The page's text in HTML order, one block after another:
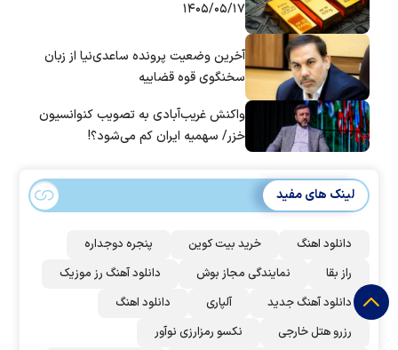
۱۴۰۵/۰۵/۱۷
آخرین وضعیت پرونده ساعدی‌نیا از زبان
سخنگوی قوه قضاییه
واکنش غریب‌آبادی به تصویب کنوانسیون
خزر/ سهمیه ایران کم می‌شود؟!
لینک های مفید
دانلود اهنگ خرید بیت کوین
پنجره دوجداره
راز بقا
نمایندگی مجاز بوش
دانلود آهنگ رز‌ موزیک
دانلود آهنگ جدید
آلپاری
دانلود اهنگ
رزرو هتل خارجی
نکسو رمزارزی نوآور